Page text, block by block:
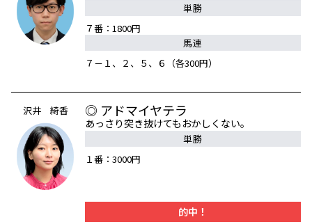
単勝
７番：1800円
馬連
７－１、２、５、６（各300円）
沢井 綺香 ◎ アドマイヤテラ
あっさり突き抜けてもおかしくない。
単勝
１番：3000円
的中！